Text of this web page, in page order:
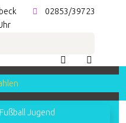
02853/39723
Fußball Jugend